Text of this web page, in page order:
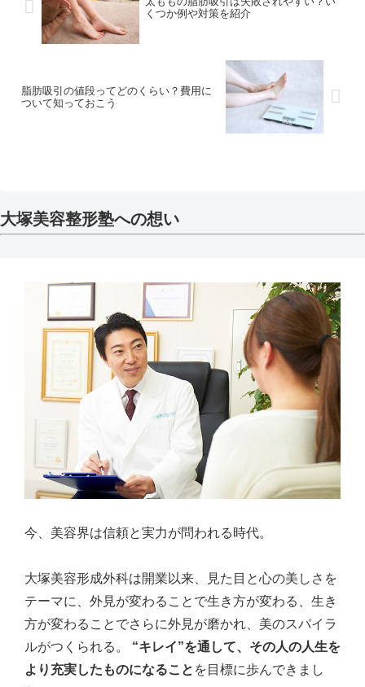
くつか例や対策を紹介
脂肪吸引の値段ってどのくらい？費用に
ついて知っておこう
大塚美容整形塾への想い
今、美容界は信頼と実力が問われる時代。
大塚美容形成外科は開業以来、見た目と心の美しさを
テーマに、外見が変わることで生き方が変わる、生き
方が変わることでさらに外見が磨かれ、美のスパイラ
ルがつくられる。 “キレイ”を通して、その人の人生を
より充実したものになること を目標に歩んできまし